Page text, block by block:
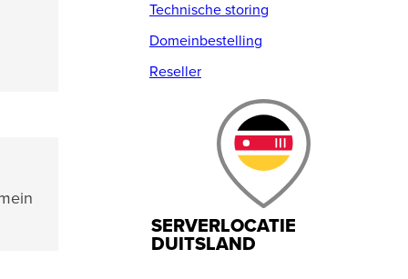
Technische storing
Domeinbestelling
Reseller
SERVERLOCATIE
DUITSLAND